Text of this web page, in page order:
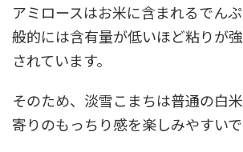
アミロースはお米に含まれるでん
般的には含有量が低いほど粘りが
されています。
そのため、淡雪こまちは普通の白
寄りのもっちり感を楽しみやすいで